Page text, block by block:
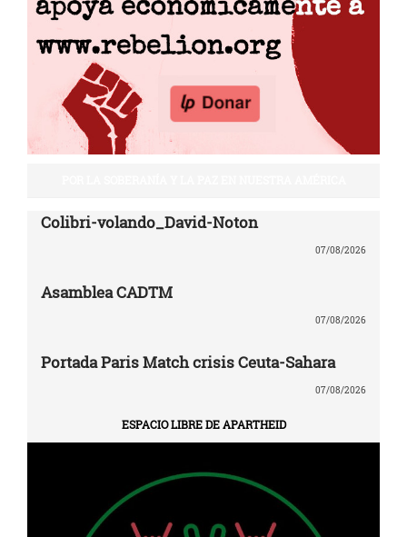
Colibri-volando_David-Noton
07/08/2026
Asamblea CADTM
07/08/2026
Portada Paris Match crisis Ceuta-Sahara
07/08/2026
ESPACIO LIBRE DE APARTHEID